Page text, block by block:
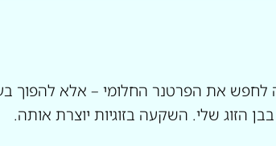
לחפש את הפרטנר החלומי – אלא להפוך
הזוג שלי. השקעה בזוגיות יוצרת אותה.